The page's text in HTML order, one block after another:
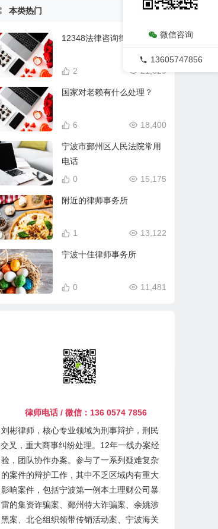
本类热门
12348法律咨询律师在线
21,629
2
国家对老赖有什么处理？
18,400
6
宁波市鄞州区人民法院常用
电话
15,175
0
附近的律师事务所
13,122
1
宁波十佳律师事务所
11,481
0
律师电话 / 微信：136 0574 7856
刘彬律师，核心专业领域为刑事辩护，刑民
交叉，重大商事纠纷处理。12年一线办案经
验，团队协作办案。参与了一系列疑难复杂
的案件的辩护工作，其中不乏区域内有重大
影响案件，包括宁波第一例本土理财公司暴
雷的集资诈骗案、鄞州特大诈骗案、余姚涉
黑案、北仑组织领带传销活动案、宁波海关
微信咨询
13605747856